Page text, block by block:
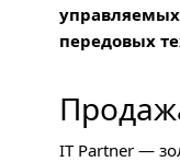
управляемых
передовых
IT Partner —